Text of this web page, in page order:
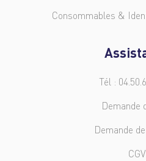
Consommables &
Tél :
Demande
Demande
CGV